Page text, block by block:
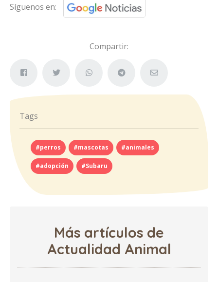
Síguenos en:
Compartir:
Tags
#perros #mascotas #animales
#adopción #Subaru
Más artículos de
Actualidad Animal